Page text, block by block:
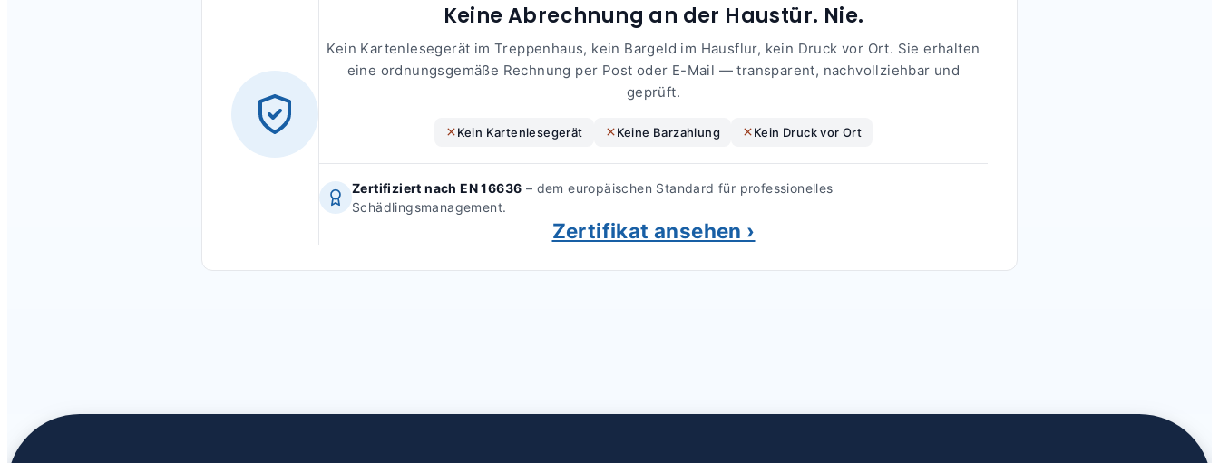
Keine Abrechnung an der Haustür. Nie.
Kein Kartenlesegerät im Treppenhaus, kein Bargeld im Hausflur, kein Druck vor Ort. Sie erhalten
eine ordnungsgemäße Rechnung per Post oder E-Mail — transparent, nachvollziehbar und
geprüft.
Kein Kartenlesegerät Keine Barzahlung Kein Druck vor Ort
Zertifiziert nach EN 16636 – dem europäischen Standard für professionelles
Schädlingsmanagement.
Zertifikat ansehen ›